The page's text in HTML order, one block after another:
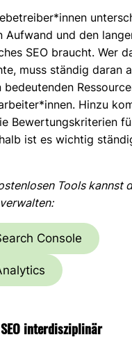
Aufwand und den
SEO braucht. Wer
muss ständig daran
Hinzu
Bewertungskriterien
ist es wichtig
Tools kannst
Console
interdisziplinär